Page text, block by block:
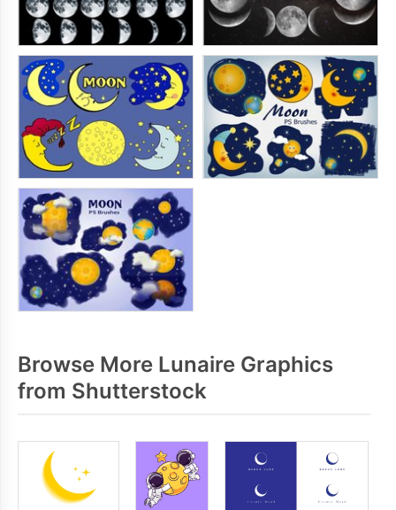
Browse More Lunaire Graphics
from Shutterstock